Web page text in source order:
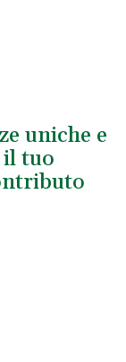
uniche e
il tuo